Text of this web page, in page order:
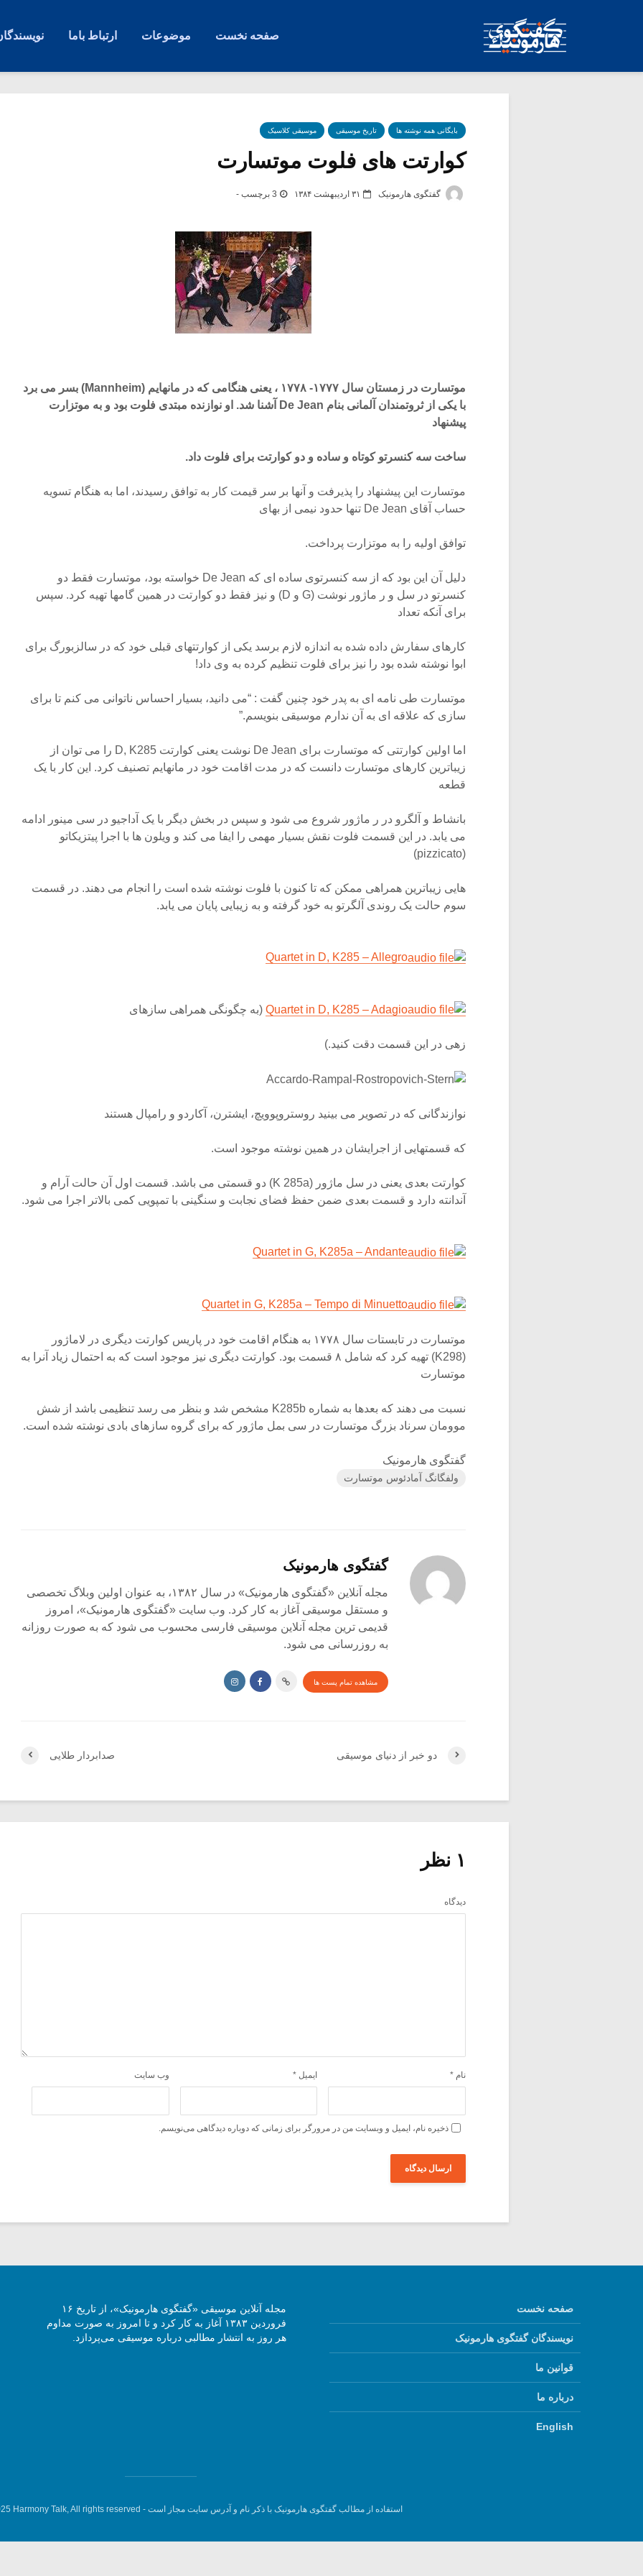
صفحه نخست موضوعات ارتباط باما
بایگانی همه نوشته ها تاریخ موسیقی موسیقی کلاسیک
کوارتت های فلوت موتسارت
گفتگوی هارمونیک ۳۱ اردیبهشت ۱۳۸۴ 3 برچسب -
موتسارت در زمستان سال ۱۷۷۷- ۱۷۷۸ ، یعنی هنگامی که در مانهایم (Mannheim) بسر می برد
با یکی از ثروتمندان آلمانی بنام De Jean آشنا شد. او نوازنده مبتدی فلوت بود و به موتزارت
پیشنهاد
ساخت سه کنسرتو کوتاه و ساده و دو کوارتت برای فلوت داد.
موتسارت این پیشنهاد را پذیرفت و آنها بر سر قیمت کار به توافق رسیدند، اما به هنگام تسویه
حساب آقای De Jean تنها حدود نیمی از بهای
توافق اولیه را به موتزارت پرداخت.
دلیل آن این بود که از سه کنسرتوی ساده ای که De Jean خواسته بود، موتسارت فقط دو
کنسرتو در سل و ر ماژور نوشت (G و D) و نیز فقط دو کوارتت در همین گامها تهیه کرد. سپس
برای آنکه تعداد
کارهای سفارش داده شده به اندازه لازم برسد یکی از کوارتتهای قبلی خود که در سالزبورگ برای
ابوا نوشته شده بود را نیز برای فلوت تنظیم کرده به وی داد!
موتسارت طی نامه ای به پدر خود چنین گفت : “می دانید، بسیار احساس ناتوانی می کنم تا برای
سازی که علاقه ای به آن ندارم موسیقی بنویسم.”
اما اولین کوارتتی که موتسارت برای De Jean نوشت یعنی کوارتت D, K285 را می توان از
زیباترین کارهای موتسارت دانست که در مدت اقامت خود در مانهایم تصنیف کرد. این کار با یک
قطعه
بانشاط و آلگرو در ر ماژور شروع می شود و سپس در بخش دیگر با یک آداجیو در سی مینور ادامه
می یابد. در این قسمت فلوت نقش بسیار مهمی را ایفا می کند و ویلون ها با اجرا پیتزیکاتو
(pizzicato)
هایی زیباترین همراهی ممکن که تا کنون با فلوت نوشته شده است را انجام می دهند. در قسمت
سوم حالت یک روندی آلگرتو به خود گرفته و به زیبایی پایان می یابد.
Quartet in D, K285 – Allegro
Quartet in D, K285 – Adagio (به چگونگی همراهی سازهای
زهی در این قسمت دقت کنید.)
نوازندگانی که در تصویر می بینید روستروپوویچ، ایشترن، آکاردو و رامپال هستند
که قسمتهایی از اجرایشان در همین نوشته موجود است.
کوارتت بعدی یعنی در سل ماژور (K 285a) دو قسمتی می باشد. قسمت اول آن حالت آرام و
آندانته دارد و قسمت بعدی ضمن حفظ فضای نجابت و سنگینی با تمپویی کمی بالاتر اجرا می شود.
Quartet in G, K285a – Andante
Quartet in G, K285a – Tempo di Minuetto
موتسارت در تابستات سال ۱۷۷۸ به هنگام اقامت خود در پاریس کوارتت دیگری در لاماژور
(K298) تهیه کرد که شامل ۸ قسمت بود. کوارتت دیگری نیز موجود است که به احتمال زیاد آنرا به
موتسارت
نسبت می دهند که بعدها به شماره K285b مشخص شد و بنظر می رسد تنظیمی باشد از شش
موومان سرناد بزرگ موتسارت در سی بمل ماژور که برای گروه سازهای بادی نوشته شده است.
گفتگوی هارمونیک
ولفگانگ آمادئوس موتسارت
گفتگوی هارمونیک
مجله آنلاین «گفتگوی هارمونیک» در سال ۱۳۸۲، به عنوان اولین وبلاگ تخصصی
و مستقل موسیقی آغاز به کار کرد. وب سایت «گفتگوی هارمونیک»، امروز
قدیمی ترین مجله آنلاین موسیقی فارسی محسوب می شود که به صورت روزانه
به روزرسانی می شود.
مشاهده تمام پست ها
صدابردار طلایی دو خبر از دنیای موسیقی
۱ نظر
دیدگاه
نام * ایمیل * وب‌ سایت
ذخیره نام، ایمیل و وبسایت من در مرورگر برای زمانی که دوباره دیدگاهی می‌نویسم.
صفحه نخست
نویسندگان گفتگوی هارمونیک
قوانین ما
درباره ما
English
مجله آنلاین موسیقی «گفتگوی هارمونیک»، از تاریخ ۱۶
فروردین ۱۳۸۳ آغاز به کار کرد و تا امروز به صورت مداوم
هر روز به انتشار مطالبی درباره موسیقی می‌پردازد.
استفاده از مطالب گفتگوی هارمونیک با ذکر نام و آدرس سایت مجاز است - Harmony Talk, All rights reserved.